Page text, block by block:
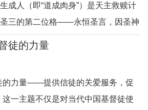
弃、是奉献、是背起十字架
成人（即“道成肉身”）是天主救赎计
三的第二位格——永恒圣言，因圣神
亚取得人性，在纳匝肋人耶稣身上，
信理。这一奥迹绝非偶然，而是天主
其目的与四重意义，是
徒的力量
的力量——提供信徒的关爱服务，促
这一主题不仅是对当代中国基督徒使